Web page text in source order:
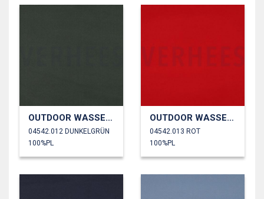
OUTDOOR WASSERDICHT
04542.012 DUNKELGRÜN
100%PL
OUTDOOR WASSERDICHT
04542.013 ROT
100%PL